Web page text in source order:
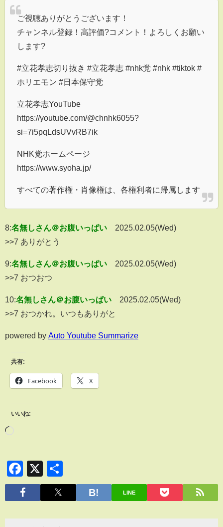
ご視聴ありがとうございます！
チャンネル登録！高評価?コメント！よろしくお願い
します?
#立花孝志切り抜き #立花孝志 #nhk党 #nhk #tiktok #
ホリエモン #日本保守党
立花孝志YouTube
https://youtube.com/@chnhk6055?
si=7i5pqLdsUVvRB7ik
NHK党ホームページ
https://www.syoha.jp/
すべての著作権・肖像権は、各権利者に帰属します
8:名無しさん＠お腹いっぱい
2025.02.05(Wed)
>>7 ありがとう
9:名無しさん＠お腹いっぱい
2025.02.05(Wed)
>>7 おつおつ
10:名無しさん＠お腹いっぱい
2025.02.05(Wed)
>>7 おつかれ。いつもありがと
powered by Auto Youtube Summarize
共有:
Facebook X
いいね:
Facebook
X
有
LINE